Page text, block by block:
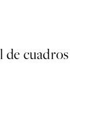
cuadros